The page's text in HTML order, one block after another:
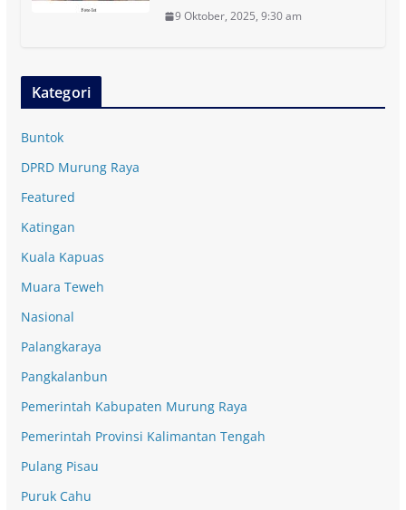
9 Oktober, 2025, 9:30 am
Kategori
Buntok
DPRD Murung Raya
Featured
Katingan
Kuala Kapuas
Muara Teweh
Nasional
Palangkaraya
Pangkalanbun
Pemerintah Kabupaten Murung Raya
Pemerintah Provinsi Kalimantan Tengah
Pulang Pisau
Puruk Cahu